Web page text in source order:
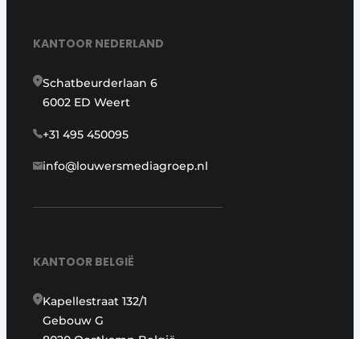
KANTOOR NEDERLAND
Schatbeurderlaan 6
6002 ED Weert
+31 495 450095
info@louwersmediagroep.nl
KANTOOR BELGIË
Kapellestraat 132/1
Gebouw G